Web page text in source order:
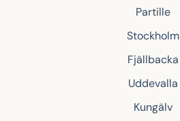
Partille
Stockholm
Fjällbacka
Uddevalla
Kungälv